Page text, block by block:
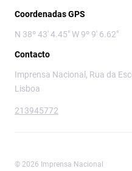
Coordenadas GPS
N 38º 43' 4.45" W 9º 9' 6.62"
Contacto
Imprensa Nacional, Rua da
Lisboa
213945772
© 2026 Imprensa Nacional